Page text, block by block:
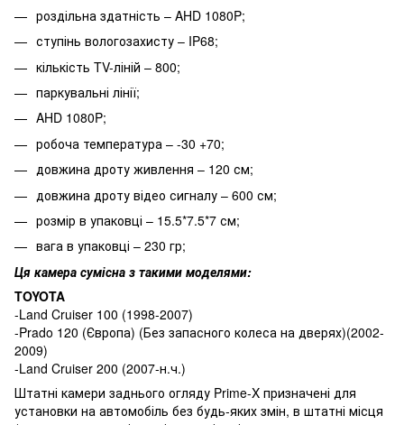
роздільна здатність – AHD 1080P;
ступінь вологозахисту – IP68;
кількість TV-ліній – 800;
паркувальні лінії;
AHD 1080P;
робоча температура – -30 +70;
довжина дроту живлення – 120 см;
довжина дроту відео сигналу – 600 см;
розмір в упаковці – 15.5*7.5*7 см;
вага в упаковці – 230 гр;
Ця камера сумісна з такими моделями:
TOYOTA
-Land Cruiser 100 (1998-2007)
-Prado 120 (Європа) (Без запасного колеса на дверях)(2002-
2009)
-Land Cruiser 200 (2007-н.ч.)
Штатні камери заднього огляду Prime-X призначені для
установки на автомобіль без будь-яких змін, в штатні місця